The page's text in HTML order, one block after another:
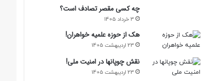
چه کسی مقصر تصادف است؟
3 خرداد 1405
هک از حوزه علمیه خواهران!
23 اردیبهشت 1405
نقش چوپانها در امنیت ملی!
23 اردیبهشت 1405